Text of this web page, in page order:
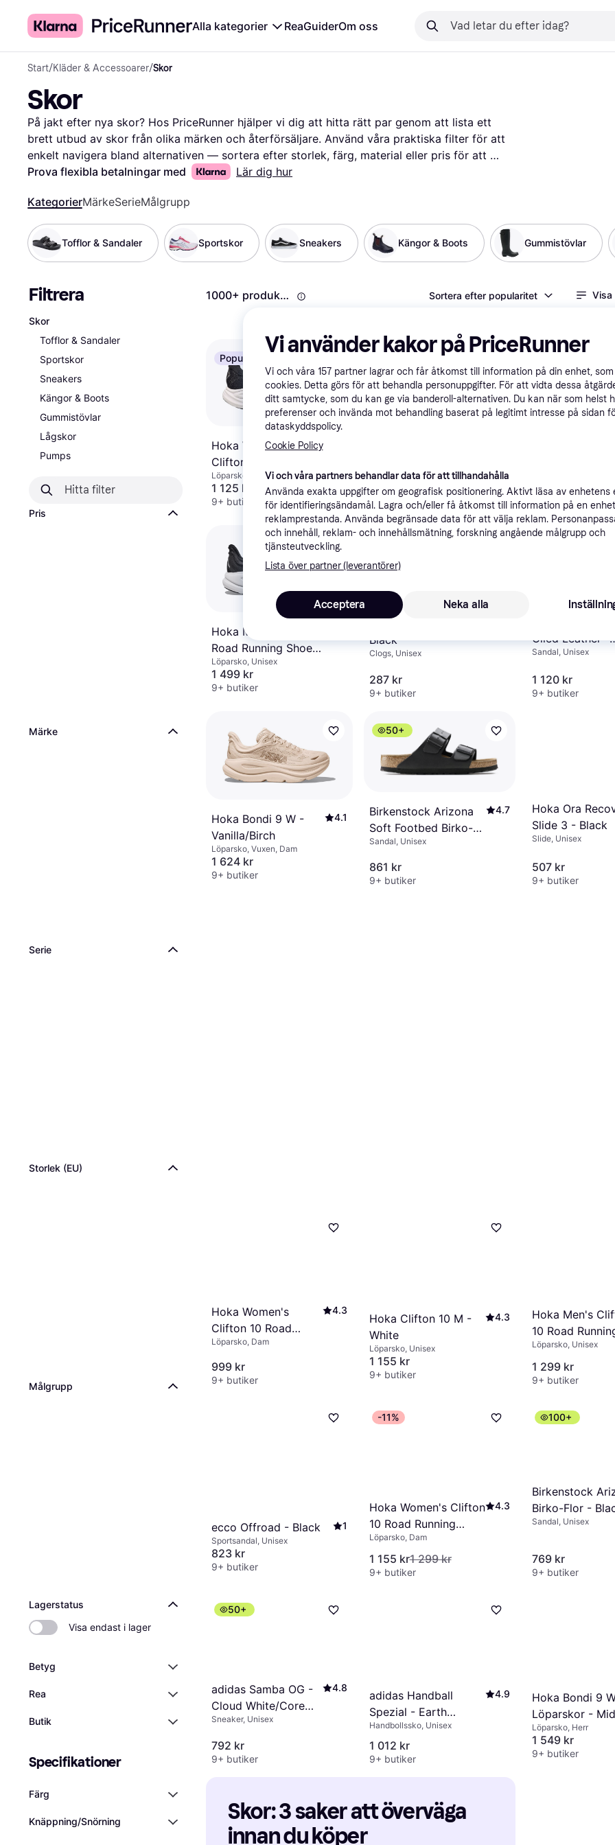
Alla kategorier ReaGuiderOm oss
Start/Kläder & Accessoarer/Skor
Skor
På jakt efter nya skor? Hos PriceRunner hjälper vi dig att hitta rätt par genom att lista ett
brett utbud av skor från olika märken och återförsäljare. Använd våra praktiska filter för att
enkelt navigera bland alternativen — sortera efter storlek, färg, material eller pris för att
hitta skor som passar just dina behov och din stil. Du kan också läsa användarrecensioner
bästa erbjudandena och ser till att du får mest valuta för pengarna. Oavsett om du letar
efter ett par bekväma löparskor eller eleganta finskor, har vi något för alla smaker. Börja här
för att hitta dina nya favoritskor och gör ett välgrundat val med hjälp av våra användbara
verktyg.
Prova flexibla betalningar med Lär dig hur
KategorierMärkeSerieMålgrupp
Tofflor & Sandaler Sportskor Sneakers Kängor & Boots Gummistövlar
Filtrera
Skor
Tofflor & Sandaler
Sportskor
Sneakers
Kängor & Boots
Gummistövlar
Lågskor
Pumps
Pris
Märke
Serie
Storlek (EU)
Målgrupp
Lagerstatus
Visa endast i lager
Betyg
Rea
Butik
Specifikationer
Färg
Knäppning/Snörning
1000+ produkter Sortera efter popularitet
Visa
Populär
Hoka Women's
Clifton 10 Road
Running Shoes -
Black/White
Löparsko Terräng, Unisex
1 125 kr
9+ butiker
Brown
831 kr
9+ butiker
1 084 kr
9+ butiker
Hoka Men's Bondi 9
Road Running Shoes
- Black/White
Löparsko, Unisex
1 499 kr
9+ butiker
Crocs Classic Clog -
Black
Clogs, Unisex
287 kr
9+ butiker
Oiled Leather -
Habana
Sandal, Unisex
1 120 kr
9+ butiker
Hoka Bondi 9 W -
Vanilla/Birch
4.1
Löparsko, Vuxen, Dam
1 624 kr
9+ butiker
50+
Birkenstock Arizona
Soft Footbed Birko-
Flor - Black
4.7
Sandal, Unisex
861 kr
9+ butiker
Hoka Ora
Slide 3 - Black
Slide, Unisex
507 kr
9+ butiker
Hoka Women's
Clifton 10 Road
Running Shoes - Sea
Glass/Neon Flame
4.3
Löparsko, Dam
999 kr
9+ butiker
Hoka Clifton 10 M -
White
4.3
Löparsko, Unisex
1 155 kr
9+ butiker
Hoka Men's
10 Road
Shoes in Black/
Löparsko, Unisex
1 299 kr
9+ butiker
ecco Offroad - Black 1
Sportsandal, Unisex
823 kr
9+ butiker
-11%
Hoka Women's Clifton
10 Road Running
Shoes -
Birch/Alabaster
4.3
Löparsko, Dam
1 155 kr1 299 kr
9+ butiker
100+
Birkenstock
Birko-Flor -
Sandal, Unisex
769 kr
9+ butiker
50+
adidas Samba OG -
Cloud White/Core
Black/Clear Granite
4.8
Sneaker, Unisex
792 kr
9+ butiker
adidas Handball
Spezial - Earth
Strata/Off White/Gum
4.9
Handbollssko, Unisex
1 012 kr
9+ butiker
Hoka Bondi 9
Löparskor -
Blue/Varsity
Löparsko, Herr
1 549 kr
9+ butiker
Skor: 3 saker att överväga
innan du köper
Vi använder kakor på PriceRunner
Vi och våra 157 partner lagrar och får åtkomst till information på din enhet,
cookies. Detta görs för att behandla personuppgifter. För att vidta dessa
ditt samtycke, som du kan ge via banderoll-alternativen. Du kan när som helst
preferenser och invända mot behandling baserat på legitimt intresse på sidan
dataskyddspolicy.
Cookie Policy
Vi och våra partners behandlar data för att tillhandahålla
Använda exakta uppgifter om geografisk positionering. Aktivt läsa av enhetens
för identifieringsändamål. Lagra och/eller få åtkomst till information på en
reklamprestanda. Använda begränsade data för att välja reklam.
och innehåll, reklam- och innehållsmätning, forskning angående målgrupp och
tjänsteutveckling.
Lista över partner (leverantörer)
Neka alla
Acceptera